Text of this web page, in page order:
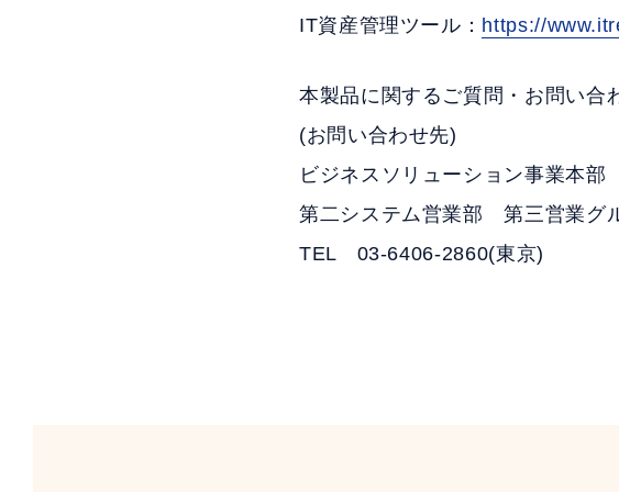
IT資産管理ツール： https://
本製品に関するご質問・お問い合
(お問い合わせ先)
ビジネスソリューション事業本部
第二システム営業部 第三営業グ
TEL 03-6406-2860(東京)